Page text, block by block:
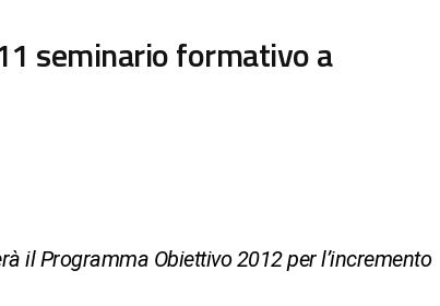
seminario formativo a
il Programma Obiettivo 2012 per l’incremento